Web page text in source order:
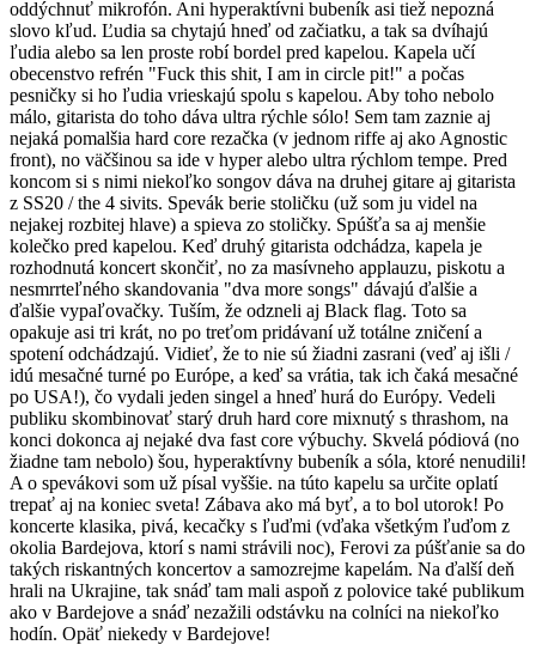
oddýchnuť mikrofón. Ani hyperaktívni bubeník asi tiež nepozná
slovo kľud. Ľudia sa chytajú hneď od začiatku, a tak sa dvíhajú
ľudia alebo sa len proste robí bordel pred kapelou. Kapela učí
obecenstvo refrén "Fuck this shit, I am in circle pit!" a počas
pesničky si ho ľudia vrieskajú spolu s kapelou. Aby toho nebolo
málo, gitarista do toho dáva ultra rýchle sólo! Sem tam zaznie aj
nejaká pomalšia hard core rezačka (v jednom riffe aj ako Agnostic
front), no väčšinou sa ide v hyper alebo ultra rýchlom tempe. Pred
koncom si s nimi niekoľko songov dáva na druhej gitare aj gitarista
z SS20 / the 4 sivits. Spevák berie stoličku (už som ju videl na
nejakej rozbitej hlave) a spieva zo stoličky. Spúšťa sa aj menšie
kolečko pred kapelou. Keď druhý gitarista odchádza, kapela je
rozhodnutá koncert skončiť, no za masívneho applauzu, piskotu a
nesmrrteľného skandovania "dva more songs" dávajú ďalšie a
ďalšie vypaľovačky. Tuším, že odzneli aj Black flag. Toto sa
opakuje asi tri krát, no po treťom pridávaní už totálne zničení a
spotení odchádzajú. Vidieť, že to nie sú žiadni zasrani (veď aj išli /
idú mesačné turné po Európe, a keď sa vrátia, tak ich čaká mesačné
po USA!), čo vydali jeden singel a hneď hurá do Európy. Vedeli
publiku skombinovať starý druh hard core mixnutý s thrashom, na
konci dokonca aj nejaké dva fast core výbuchy. Skvelá pódiová (no
žiadne tam nebolo) šou, hyperaktívny bubeník a sóla, ktoré nenudili!
A o spevákovi som už písal vyššie. na túto kapelu sa určite oplatí
trepať aj na koniec sveta! Zábava ako má byť, a to bol utorok! Po
koncerte klasika, pivá, kecačky s ľuďmi (vďaka všetkým ľuďom z
okolia Bardejova, ktorí s nami strávili noc), Ferovi za púšťanie sa do
takých riskantných koncertov a samozrejme kapelám. Na ďalší deň
hrali na Ukrajine, tak snáď tam mali aspoň z polovice také publikum
ako v Bardejove a snáď nezažili odstávku na colníci na niekoľko
hodín. Opäť niekedy v Bardejove!